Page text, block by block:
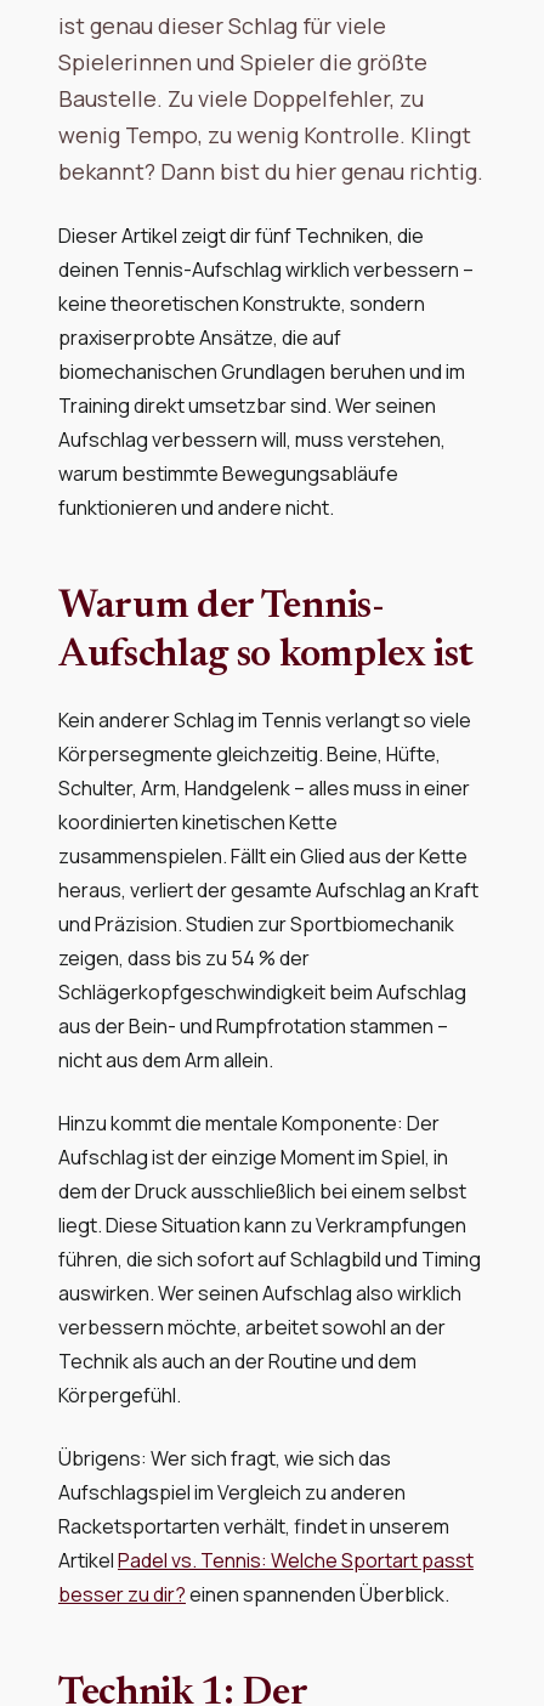
ist genau dieser Schlag für viele
Spielerinnen und Spieler die größte
Baustelle. Zu viele Doppelfehler, zu
wenig Tempo, zu wenig Kontrolle. Klingt
bekannt? Dann bist du hier genau richtig.
Dieser Artikel zeigt dir fünf Techniken, die
deinen Tennis-Aufschlag wirklich verbessern –
keine theoretischen Konstrukte, sondern
praxiserprobte Ansätze, die auf
biomechanischen Grundlagen beruhen und im
Training direkt umsetzbar sind. Wer seinen
Aufschlag verbessern will, muss verstehen,
warum bestimmte Bewegungsabläufe
funktionieren und andere nicht.
Warum der Tennis-
Aufschlag so komplex ist
Kein anderer Schlag im Tennis verlangt so viele
Körpersegmente gleichzeitig. Beine, Hüfte,
Schulter, Arm, Handgelenk – alles muss in einer
koordinierten kinetischen Kette
zusammenspielen. Fällt ein Glied aus der Kette
heraus, verliert der gesamte Aufschlag an Kraft
und Präzision. Studien zur Sportbiomechanik
zeigen, dass bis zu 54 % der
Schlägerkopfgeschwindigkeit beim Aufschlag
aus der Bein- und Rumpfrotation stammen –
nicht aus dem Arm allein.
Hinzu kommt die mentale Komponente: Der
Aufschlag ist der einzige Moment im Spiel, in
dem der Druck ausschließlich bei einem selbst
liegt. Diese Situation kann zu Verkrampfungen
führen, die sich sofort auf Schlagbild und Timing
auswirken. Wer seinen Aufschlag also wirklich
verbessern möchte, arbeitet sowohl an der
Technik als auch an der Routine und dem
Körpergefühl.
Übrigens: Wer sich fragt, wie sich das
Aufschlagspiel im Vergleich zu anderen
Racketsportarten verhält, findet in unserem
ArtikelPadel vs. Tennis: Welche Sportart passt
besser zu dir?einen spannenden Überblick.
Technik 1: Der